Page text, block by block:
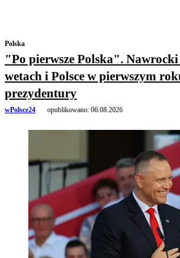
Polska
"Po pierwsze Polska".
wetach i Polsce w pierwszym
prezydentury
wPolsce24 opublikowano: 06.08.2026